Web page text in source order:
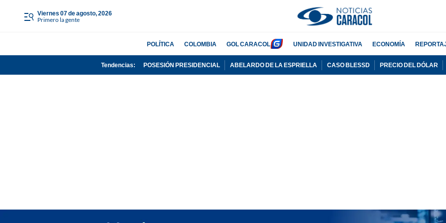
viernes 07 de agosto, 2026
Primero la gente
POLÍTICA COLOMBIA GOL CARACOL UNIDAD INVESTIGATIVA ECONOMÍA
Tendencias: POSESIÓN PRESIDENCIAL ABELARDO DE LA ESPRIELLA CASO BLESSD PRECIO DEL DÓLAR